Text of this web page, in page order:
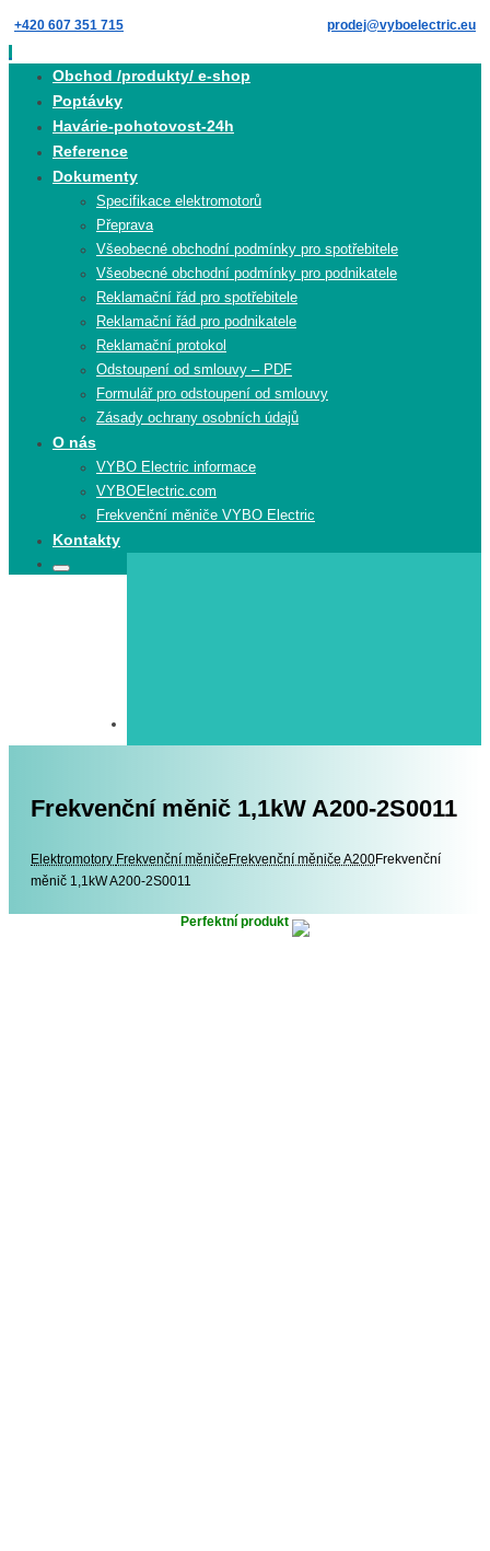
Skip
to
content
+420 607 351 715 prodej@vyboelectric.eu
Obchod /produkty/ e-shop
Poptávky
Havárie-pohotovost-24h
Reference
Dokumenty
Specifikace elektromotorů
Přeprava
Všeobecné obchodní podmínky pro spotřebitele
Všeobecné obchodní podmínky pro podnikatele
Reklamační řád pro spotřebitele
Reklamační řád pro podnikatele
Reklamační protokol
Odstoupení od smlouvy – PDF
Formulář pro odstoupení od smlouvy
Zásady ochrany osobních údajů
O nás
VYBO Electric informace
VYBOElectric.com
Frekvenční měniče VYBO Electric
Kontakty
Search
Search
Frekvenční měnič 1,1kW A200-2S0011
Elektromotory Elektromotory
Frekvenční měniče Frekvenční měniče A200Frekvenční
měnič 1,1kW A200-2S0011
Perfektní produkt